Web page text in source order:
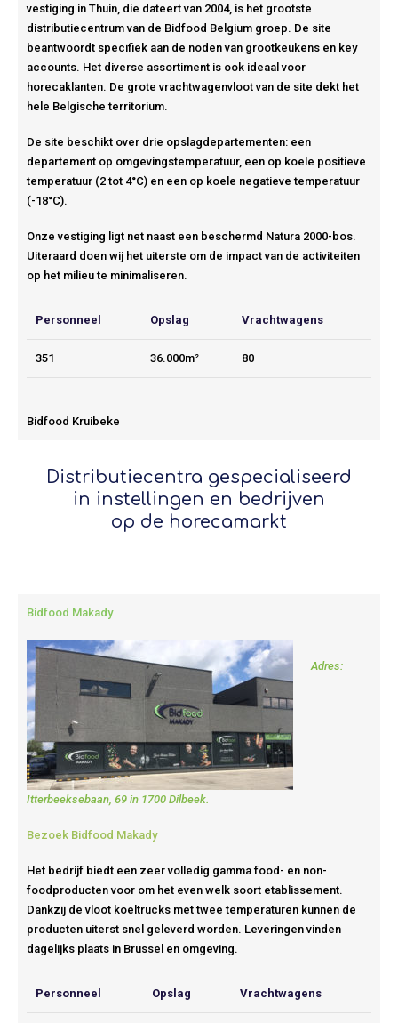
vestiging in Thuin, die dateert van 2004, is het grootste
distributiecentrum van de Bidfood Belgium groep. De site
beantwoordt specifiek aan de noden van grootkeukens en key
accounts. Het diverse assortiment is ook ideaal voor
horecaklanten. De grote vrachtwagenvloot van de site dekt het
hele Belgische territorium.
De site beschikt over drie opslagdepartementen: een
departement op omgevingstemperatuur, een op koele positieve
temperatuur (2 tot 4°C) en een op koele negatieve temperatuur
(-18°C).
Onze vestiging ligt net naast een beschermd Natura 2000-bos.
Uiteraard doen wij het uiterste om de impact van de activiteiten
op het milieu te minimaliseren.
Personneel Opslag Vrachtwagens
351 36.000m² 80
Bidfood Kruibeke
Distributiecentra gespecialiseerd
in instellingen en bedrijven
op de horecamarkt
Bidfood Makady
Adres:
Itterbeeksebaan, 69 in 1700 Dilbeek.
Bezoek Bidfood Makady
Het bedrijf biedt een zeer volledig gamma food- en non-
foodproducten voor om het even welk soort etablissement.
Dankzij de vloot koeltrucks met twee temperaturen kunnen de
producten uiterst snel geleverd worden. Leveringen vinden
dagelijks plaats in Brussel en omgeving.
Personneel Opslag Vrachtwagens